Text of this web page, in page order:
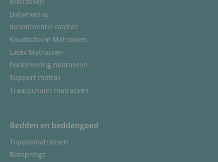
Babymatras
Incontinentie matras
Koudschuim Matrassen
Latex Matrassen
Pocketvering matrassen
Support matras
Traagschuim matrassen
Bedden en beddengoed
Topdekmatrassen
Boxsprings